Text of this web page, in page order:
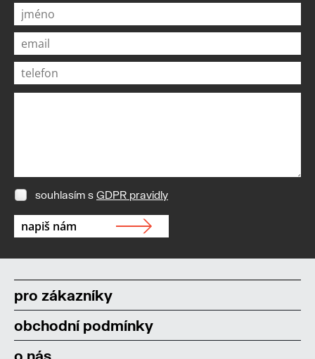
souhlasím s GDPR pravidly
pro zákazníky
obchodní podmínky
o nás